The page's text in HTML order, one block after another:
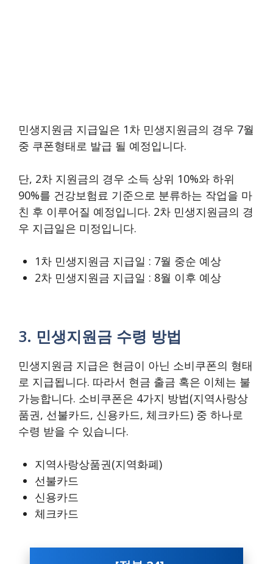
민생지원금 지급일은 1차 민생지원금의 경우 7월
중 쿠폰형태로 발급 될 예정입니다.
단, 2차 지원금의 경우 소득 상위 10%와 하위
90%를 건강보험료 기준으로 분류하는 작업을 마
친 후 이루어질 예정입니다. 2차 민생지원금의 경
우 지급일은 미정입니다.
1차 민생지원금 지급일 : 7월 중순 예상
2차 민생지원금 지급일 : 8월 이후 예상
3. 민생지원금 수령 방법
민생지원금 지급은 현금이 아닌 소비쿠폰의 형태
로 지급됩니다. 따라서 현금 출금 혹은 이체는 불
가능합니다. 소비쿠폰은 4가지 방법(지역사랑상
품권, 선불카드, 신용카드, 체크카드) 중 하나로
수령 받을 수 있습니다.
지역사랑상품권(지역화폐)
선불카드
신용카드
체크카드